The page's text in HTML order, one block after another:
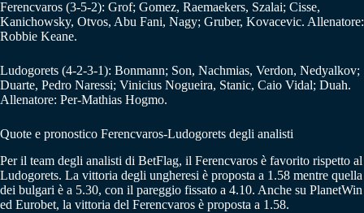
Ferencvaros (3-5-2): Grof; Gomez, Raemaekers, Szalai; Cisse,
Kanichowsky, Otvos, Abu Fani, Nagy; Gruber, Kovacevic. Allenatore:
Robbie Keane.
Ludogorets (4-2-3-1): Bonmann; Son, Nachmias, Verdon, Nedyalkov;
Duarte, Pedro Naressi; Vinicius Nogueira, Stanic, Caio Vidal; Duah.
Allenatore: Per-Mathias Hogmo.
Quote e pronostico Ferencvaros-Ludogorets degli analisti
Per il team degli analisti di BetFlag, il Ferencvaros è favorito rispetto al
Ludogorets. La vittoria degli ungheresi è proposta a 1.58 mentre quella
dei bulgari è a 5.30, con il pareggio fissato a 4.10. Anche su PlanetWin
ed Eurobet, la vittoria del Ferencvaros è proposta a 1.58.